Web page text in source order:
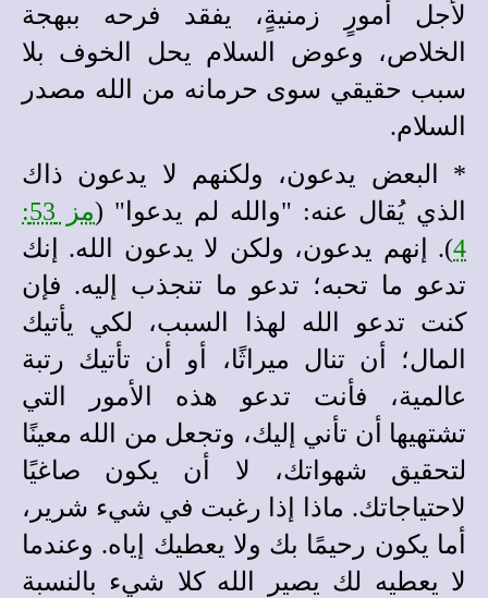
لأجل أمورٍ زمنيةٍ، يفقد فرحه ببهجة
الخلاص، وعوض السلام يحل الخوف بلا
سبب حقيقي سوى حرمانه من الله مصدر
السلام.
*
البعض يدعون، ولكنهم لا يدعون ذاك
الذي يُقال عنه: "والله لم يدعوا" (
مز 53:
4). إنهم يدعون، ولكن لا يدعون الله. إنك
تدعو ما تحبه؛ تدعو ما تنجذب إليه. فإن
كنت تدعو الله لهذا السبب، لكي يأتيك
المال؛ أن تنال ميراثًا، أو أن تأتيك رتبة
عالمية، فأنت تدعو هذه الأمور التي
تشتهيها أن تأني إليك، وتجعل من الله معينًا
لتحقيق شهواتك، لا أن يكون صاغيًا
لاحتياجاتك. ماذا إذا رغبت في شيء شرير،
أما يكون رحيمًا بك ولا يعطيك إياه. وعندما
لا يعطيه لك يصير الله كلا شيء بالنسبة